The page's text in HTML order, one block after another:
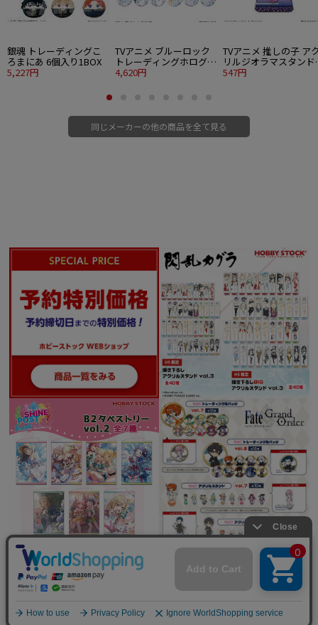
銀魂 トレーディングこ
ろまにあ 6個入り1BOX
5,227円
TVアニメ ブルーロック
トレーディングホログラ
ム缶バッジ Ver. Soap
4,620円
TVアニメ 推しの子 ア
リルジオラマスタンド
01 アイ
547円
同じメーカーの他の商品を全て見る